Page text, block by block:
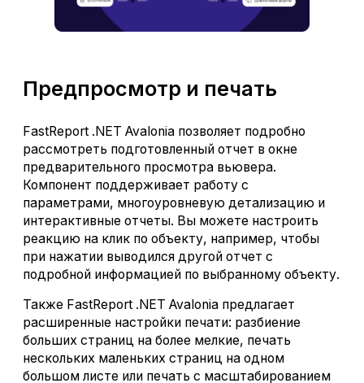
Предпросмотр и печать
FastReport .NET Avalonia позволяет подробно
рассмотреть подготовленный отчет в окне
предварительного просмотра вьювера.
Компонент поддерживает работу с
параметрами, многоуровневую детализацию и
интерактивные отчеты. Вы можете настроить
реакцию на клик по объекту, например, чтобы
при нажатии выводился другой отчет с
подробной информацией по выбранному объекту.
Также FastReport .NET Avalonia предлагает
расширенные настройки печати: разбиение
больших страниц на более мелкие, печать
нескольких маленьких страниц на одном
большом листе или печать с масштабированием